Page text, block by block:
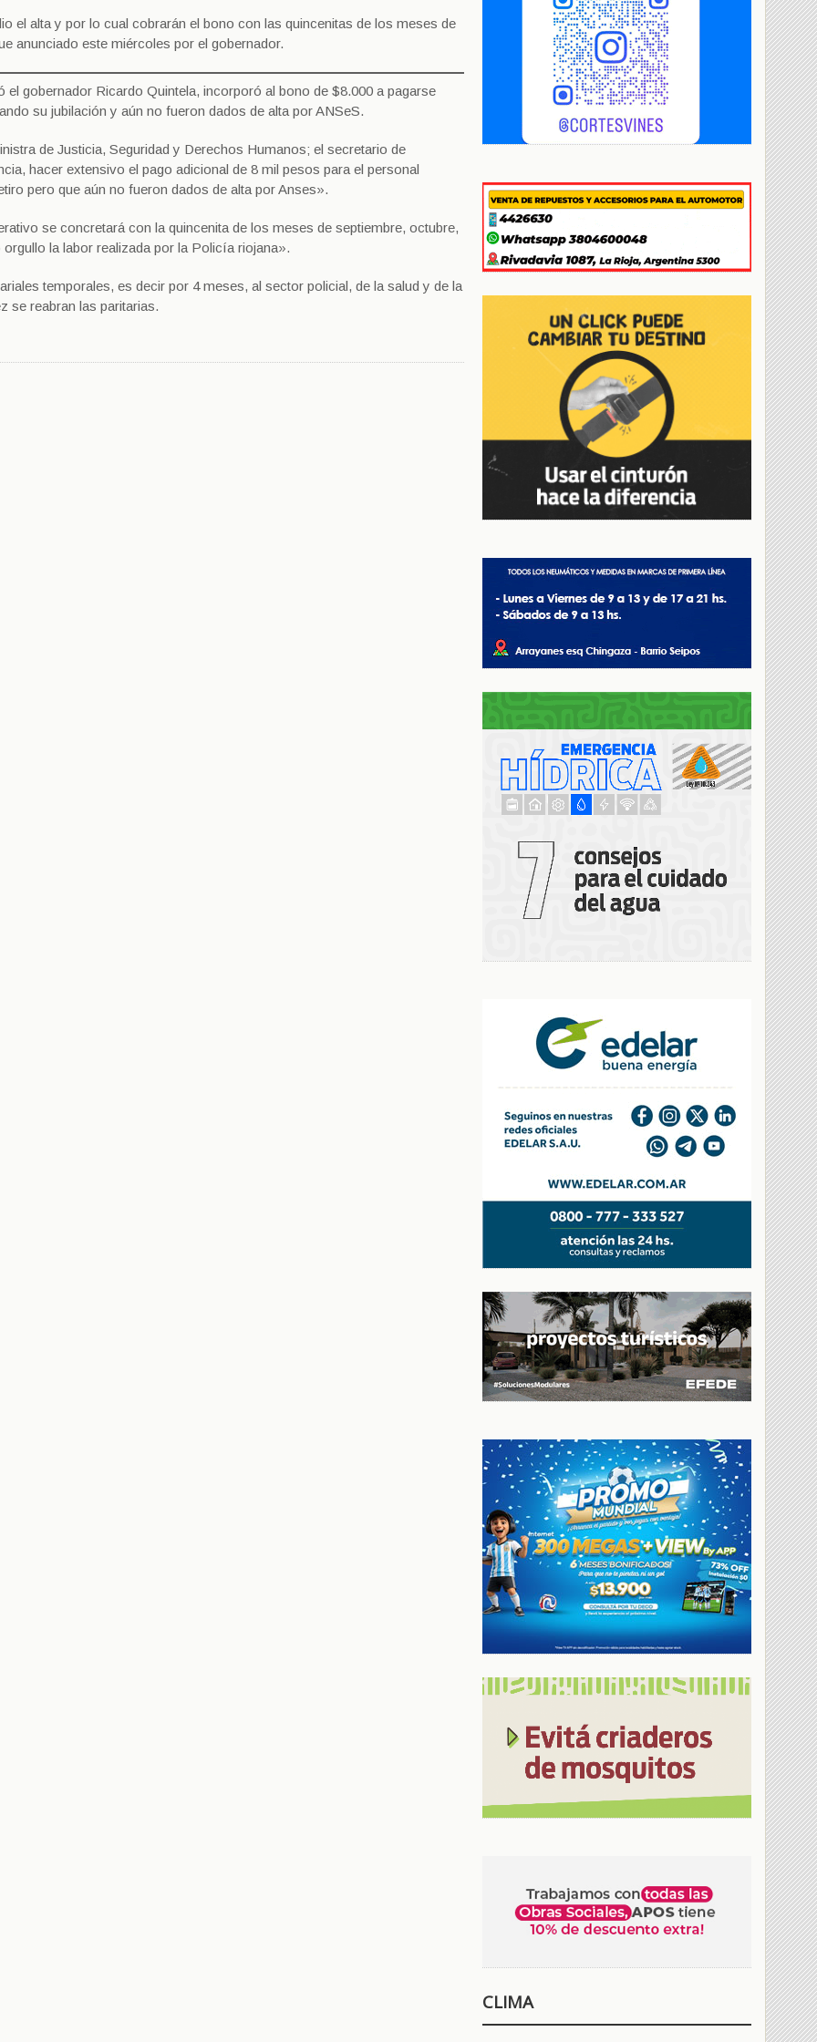
el alta y por lo cual cobrarán el bono con las quincenitas de los meses de
anunciado este miércoles por el gobernador.
gobernador Ricardo Quintela, incorporó al bono de $8.000 a pagarse
su jubilación y aún no fueron dados de alta por ANSeS.
de Justicia, Seguridad y Derechos Humanos; el secretario de
hacer extensivo el pago adicional de 8 mil pesos para el personal
pero que aún no fueron dados de alta por Anses».
se concretará con la quincenita de los meses de septiembre, octubre,
la labor realizada por la Policía riojana».
temporales, es decir por 4 meses, al sector policial, de la salud y de la
se reabran las paritarias.
CLIMA